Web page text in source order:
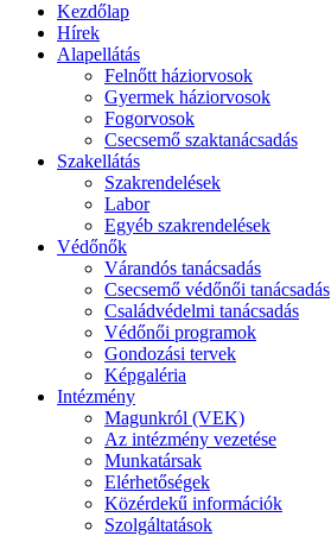
Kezdőlap
Hírek
Alapellátás
Felnőtt háziorvosok
Gyermek háziorvosok
Fogorvosok
Csecsemő szaktanácsadás
Szakellátás
Szakrendelések
Labor
Egyéb szakrendelések
Védőnők
Várandós tanácsadás
Csecsemő védőnői tanácsadás
Családvédelmi tanácsadás
Védőnői programok
Gondozási tervek
Képgaléria
Intézmény
Magunkról (VEK)
Az intézmény vezetése
Munkatársak
Elérhetőségek
Közérdekű információk
Szolgáltatások